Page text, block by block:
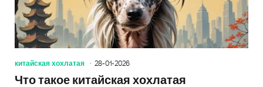
китайская хохлатая 28-01-2026
Что такое китайская хохлатая